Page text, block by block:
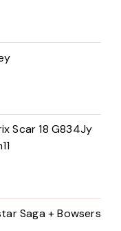
Scar 18 G834Jy
Saga + Bowsers